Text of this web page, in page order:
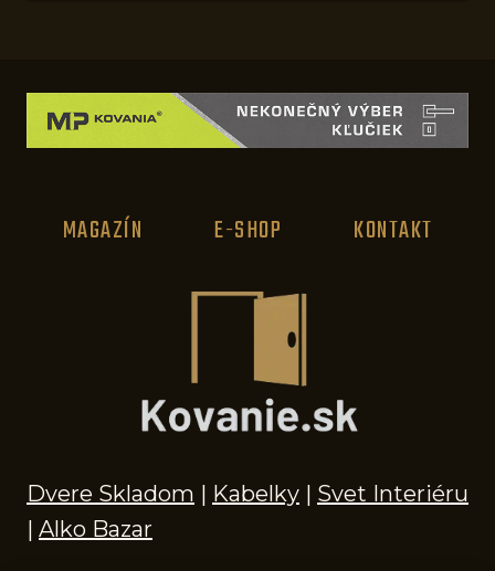
MAGAZÍN E-SHOP KONTAKT
Dvere Skladom | Kabelky | Svet Interiéru
| Alko Bazar